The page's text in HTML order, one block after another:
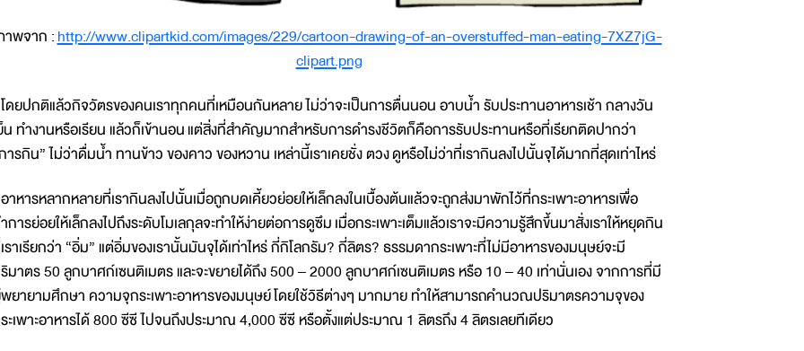
าพจาก :http://www.clipartkid.com/images/229/cartoon-drawing-of-an-overstuffed-man-eating-7XZ7jG-
clipart.png
โดยปกติแล้วกิจวัตรของคนเราทุกคนที่เหมือนกันหลาย ไม่ว่าจะเป็นการตื่นนอน อาบน้ำ รับประทานอาหารเช้า กลางวัน
น ทำงานหรือเรียน แล้วก็เข้านอน แต่สิ่งที่สำคัญมากสำหรับการดำรงชีวิตก็คือการรับประทานหรือที่เรียกติดปากว่า
ารกิน” ไม่ว่าดื่มน้ำ ทานข้าว ของคาว ของหวาน เหล่านี้เราเคยชั่ง ตวง ดูหรือไม่ว่าที่เรากินลงไปนั้นจุได้มากที่สุดเท่าไหร่
อาหารหลากหลายที่เรากินลงไปนั้นเมื่อถูกบดเคี้ยวย่อยให้เล็กลงในเบื้องต้นแล้วจะถูกส่งมาพักไว้ที่กระเพาะอาหารเพื่อ
การย่อยให้เล็กลงไปถึงระดับโมเลกุลจะทำให้ง่ายต่อการดูซึม เมื่อกระเพาะเต็มแล้วเราจะมีความรู้สึกขึ้นมาสั่งเราให้หยุดกิน
ราเรียกว่า “อิ่ม” แต่อิ่มของเรานั้นมันจุได้เท่าไหร่ กี่กิโลกรัม? กี่ลิตร? ธรรมดากระเพาะที่ไม่มีอาหารของมนุษย์จะมี
มาตร 50 ลูกบาศก์เซนติเมตร และจะขยายได้ถึง 500 – 2000 ลูกบาศก์เซนติเมตร หรือ 10 – 40 เท่านั่นเอง จากการที่มี
ยายามศึกษา ความจุกระเพาะอาหารของมนุษย์ โดยใช้วิธีต่างๆ มากมาย ทำให้สามารถคำนวณปริมาตรความจุของ
ะเพาะอาหารได้ 800 ซีซี ไปจนถึงประมาณ 4,000 ซีซี หรือตั้งแต่ประมาณ 1 ลิตรถึง 4 ลิตรเลยทีเดียว